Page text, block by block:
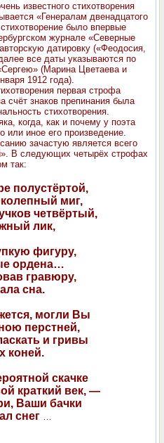
известного стихотворения
«Генералам двенадцатого
было впервые
журнале «Северные
датировку («Феодосия,
все даты указываются по
(Марина Цветаева и
1912 года).
первая строфа
счёт знаков препинания была
стихотворения.
когда, как и почему у поэта
или иное его произведение.
зачастую является всего
В следующих четырёх строфах
так:
полустёртой,
миг,
четвёртый,
лик,
фигуру,
ордена…
гравюру,
сна.
могли Вы
перстней,
и гривы
коней.
скачке
краткий век, —
Ваши бачки
снег…